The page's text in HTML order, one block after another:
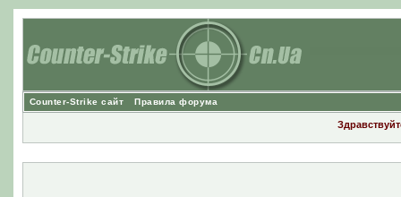
Counter-Strike сайт Правила форума